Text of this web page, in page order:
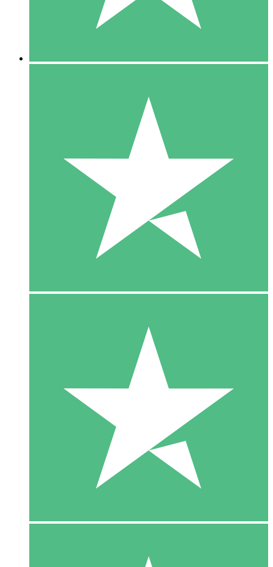
10 Nedladdningar
20 00